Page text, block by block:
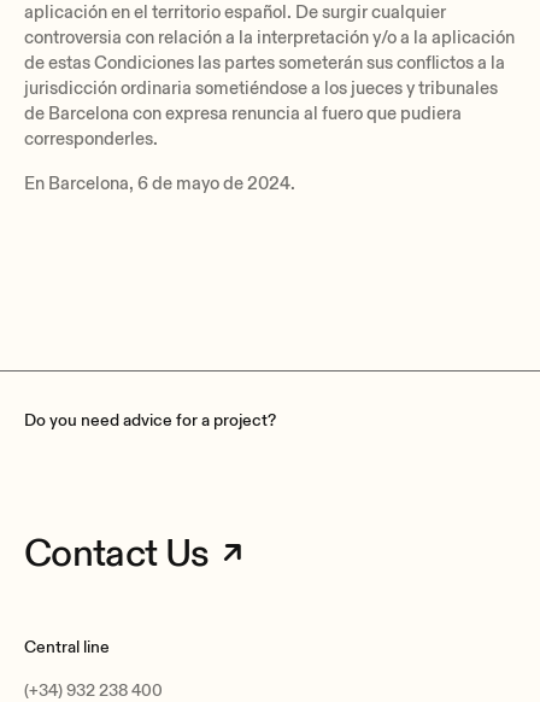
aplicación en el territorio español. De surgir cualquier
controversia con relación a la interpretación y/o a la aplicación
de estas Condiciones las partes someterán sus conflictos a la
jurisdicción ordinaria sometiéndose a los jueces y tribunales
de Barcelona con expresa renuncia al fuero que pudiera
corresponderles.
En Barcelona, 6 de mayo de 2024.
Do you need advice for a project?
Contact Us
Central line
(+34) 932 238 400